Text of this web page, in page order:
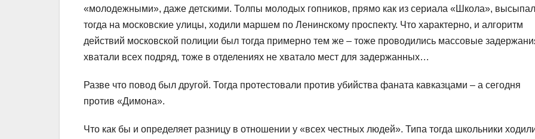
«молодежными», даже детскими. Толпы молодых гопников, прямо как из сериала «Школа»,
тогда на московские улицы, ходили маршем по Ленинскому проспекту. Что характерно, и алгоритм
действий московской полиции был тогда примерно тем же – тоже проводились массовые
хватали всех подряд, тоже в отделениях не хватало мест для задержанных…
Разве что повод был другой. Тогда протестовали против убийства фаната кавказцами – а сегодня
против «Димона».
Что как бы и определяет разницу в отношении у «всех честных людей». Типа тогда школьники